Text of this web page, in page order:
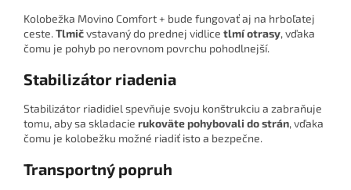
Kolobežka Movino Comfort + bude fungovať aj na hrboľatej
ceste. Tlmičvstavaný do prednej vidlice tlmí otrasy, vďaka
čomu je pohyb po nerovnom povrchu pohodlnejší.
Stabilizátor riadenia
Stabilizátor riadidiel spevňuje svoju konštrukciu a zabraňuje
tomu, aby sa skladacie rukoväte pohybovali do strán, vďaka
čomu je kolobežku možné riadiť isto a bezpečne.
Transportný popruh